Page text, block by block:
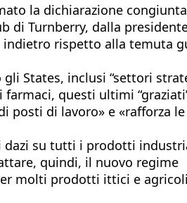
la dichiarazione
di Turnberry, dalla
indietro rispetto alla temuta
States, inclusi “settori
questi ultimi
posti di lavoro» e «rafforza
dazi su tutti i prodotti
quindi, il nuovo regime
molti prodotti ittici e